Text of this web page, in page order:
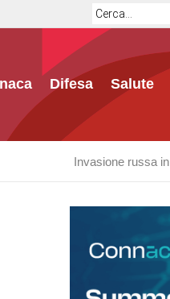
Difesa Salute
Invasione russa